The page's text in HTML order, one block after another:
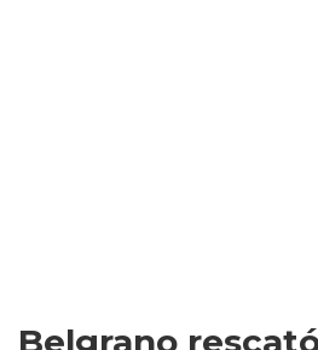
Belgrano